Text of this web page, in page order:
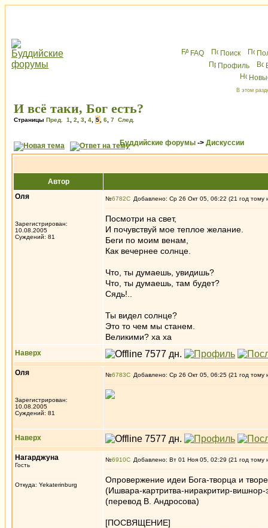
FAQ Поиск
Профиль
В этом
И всё таки, Бог есть?
Страницы Пред. 1 2 3 4 5 6 7 След.
Буддийские форумы -> Дискуссии
Автор
Оля
Зарегистрирован:
10.08.2005
Суждений: 81
№6782 Добавлено: Ср 26 Окт 05, 06:22 (21 год тому
Посмотри на свет,
И почувствуй мое теплое желание.
Беги по моим венам,
Как вечернее солнце.
Что, ты думаешь, увидишь?
Что, ты думаешь, там будет?
Сядь!..
Ты видел солнце?
Это то чем мы станем.
Великими? ха ха
Наверх
Оля
Зарегистрирован:
10.08.2005
Суждений: 81
№6783 Добавлено: Ср 26 Окт 05, 06:25 (21 год тому
Наверх
Нагарджуна
Гость
Откуда: Yekaterinburg
№6910 Добавлено: Вт 01 Ноя 05, 02:29 (21 год тому
Опровержение идеи Бога-творца и
(Ишвара-картритва-ниракритир-вишнор-
(перевод В. Андросова)
[ПОСВЯЩЕНИЕ]